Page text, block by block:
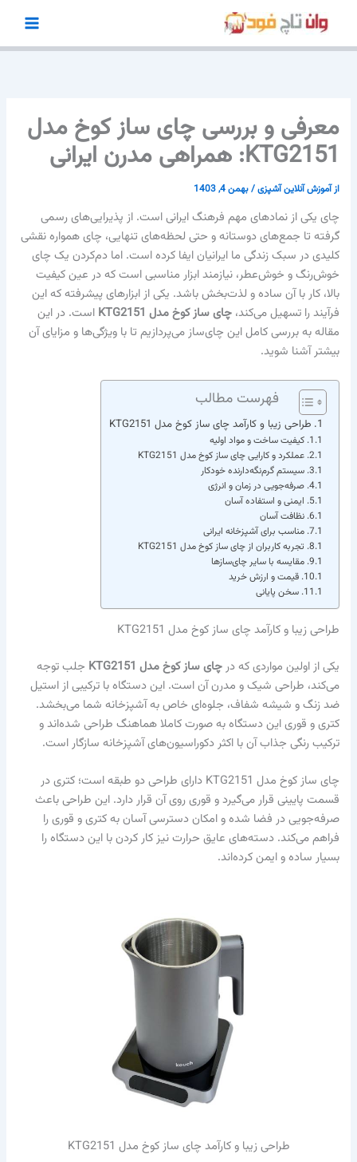
محتوا
معرفی و بررسی چای ساز کوخ مدل
KTG2151: همراهی مدرن ایرانی
ازآموزش آنلاین آشپزی/بهمن 4, 1403
چای یکی از نمادهای مهم فرهنگ ایرانی است. از پذیرایی‌های رسمی
گرفته تا جمع‌های دوستانه و حتی لحظه‌های تنهایی، چای همواره نقشی
کلیدی در سبک زندگی ما ایرانیان ایفا کرده است. اما دم‌کردن یک چای
خوش‌رنگ و خوش‌عطر، نیازمند ابزار مناسبی است که در عین کیفیت
بالا، کار با آن ساده و لذت‌بخش باشد. یکی از ابزارهای پیشرفته که این
فرآیند را تسهیل می‌کند،چای ساز کوخ مدل KTG2151
است. در این
مقاله به بررسی کامل این چای‌ساز می‌پردازیم تا با ویژگی‌ها و مزایای آن
بیشتر آشنا شوید.
فهرست مطالب
طراحی زیبا و کارآمد چای ساز کوخ مدل KTG2151
کیفیت ساخت و مواد اولیه
عملکرد و کارایی چای ساز کوخ مدل KTG2151
سیستم گرم‌نگه‌دارنده خودکار
صرفه‌جویی در زمان و انرژی
ایمنی و استفاده آسان
نظافت آسان
مناسب برای آشپزخانه ایرانی
تجربه کاربران از چای ساز کوخ مدل KTG2151
مقایسه با سایر چای‌سازها
قیمت و ارزش خرید
سخن پایانی
طراحی زیبا و کارآمد چای ساز کوخ مدل KTG2151
یکی از اولین مواردی که درچای ساز کوخ مدل KTG2151
جلب توجه
می‌کند، طراحی شیک و مدرن آن است. این دستگاه با ترکیبی از استیل
ضد زنگ و شیشه شفاف، جلوه‌ای خاص به آشپزخانه شما می‌بخشد.
کتری و قوری این دستگاه به صورت کاملا هماهنگ طراحی شده‌اند و
ترکیب رنگی جذاب آن با اکثر دکوراسیون‌های آشپزخانه سازگار است.
چای ساز کوخ مدل KTG2151 دارای طراحی دو طبقه است؛ کتری در
قسمت پایینی قرار می‌گیرد و قوری روی آن قرار دارد. این طراحی باعث
صرفه‌جویی در فضا شده و امکان دسترسی آسان به کتری و قوری را
فراهم می‌کند. دسته‌های عایق حرارت نیز کار کردن با این دستگاه را
بسیار ساده و ایمن کرده‌اند.
طراحی زیبا و کارآمد چای ساز کوخ مدل KTG2151